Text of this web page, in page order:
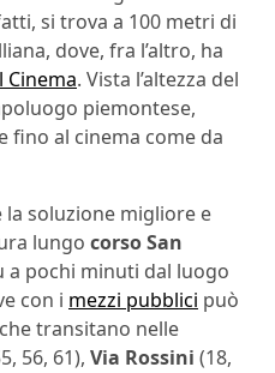
si trova a 100 metri di
dove, fra l’altro, ha
Cinema. Vista l’altezza del
piemontese,
fino al cinema come da
soluzione migliore e
lungo corso San
a pochi minuti dal luogo
con i mezzi pubblici può
transitano nelle
56, 61), Via Rossini (18,